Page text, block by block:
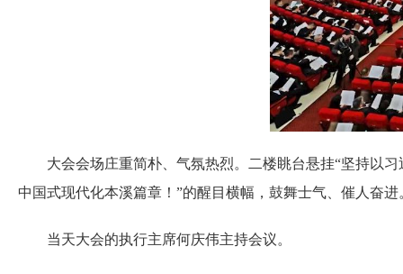
大会会场庄重简朴、气氛热烈。二楼眺台悬挂“坚持以习
中国式现代化本溪篇章！”的醒目横幅，鼓舞士气、催人奋进
当天大会的执行主席何庆伟主持会议。